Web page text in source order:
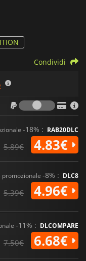
Condividi
-18% : RAB20DLC
5.89€ 4.83€
promozionale -8% : DLC8
5.39€ 4.96€
-11% : DLCOMPARE
7.50€ 6.68€